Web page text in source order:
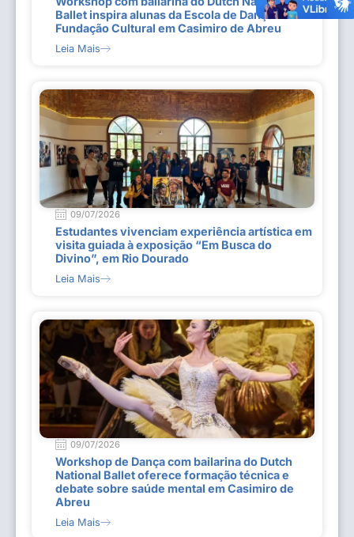
Ballet inspira alunas da Escola de Dança da
Fundação Cultural em Casimiro de Abreu
Leia Mais
09/07/2026
Estudantes vivenciam experiência artística em
visita guiada à exposição “Em Busca do
Divino”, em Rio Dourado
Leia Mais
09/07/2026
Workshop de Dança com bailarina do Dutch
National Ballet oferece formação técnica e
debate sobre saúde mental em Casimiro de
Abreu
Leia Mais